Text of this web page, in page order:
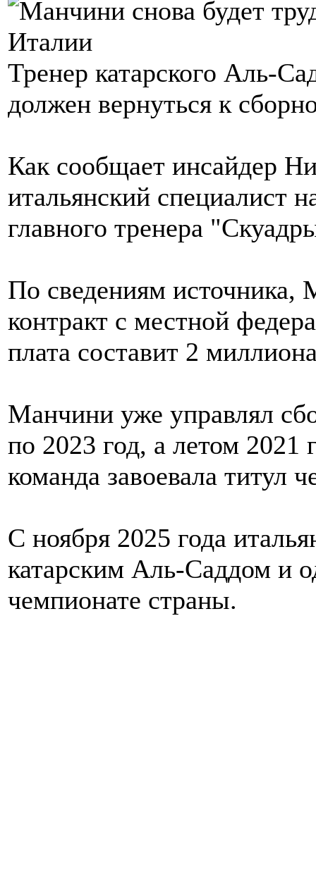
Тренер катарского Аль-
должен вернуться к
Как сообщает инсайдер
итальянский специалист
главного тренера
По сведениям источника,
контракт с местной
плата составит 2
Манчини уже управлял
по 2023 год, а летом 2021
команда завоевала титул
С ноября 2025 года
катарским Аль-Саддом и
чемпионате страны.